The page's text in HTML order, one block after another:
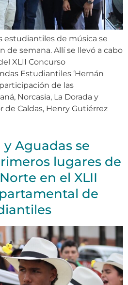
estudiantiles de música se
de semana. Allí se llevó a cabo
XLII Concurso
Estudiantiles ‘Hernán
de las
Norcasia, La Dorada y
de Caldas, Henry Gutiérrez
y Aguadas se
lugares de
en el XLII
de